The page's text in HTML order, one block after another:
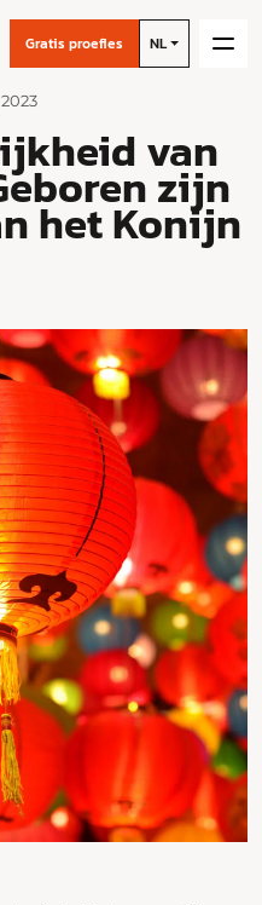
Gratis proefles NL
van
zijn
het Konijn